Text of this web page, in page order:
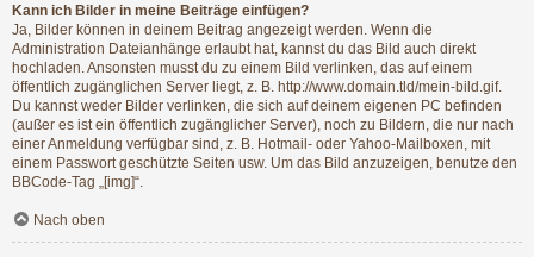
Kann ich Bilder in meine Beiträge einfügen?
Ja, Bilder können in deinem Beitrag angezeigt werden. Wenn die
Administration Dateianhänge erlaubt hat, kannst du das Bild auch direkt
hochladen. Ansonsten musst du zu einem Bild verlinken, das auf einem
öffentlich zugänglichen Server liegt, z. B. http://www.domain.tld/mein-bild.gif.
Du kannst weder Bilder verlinken, die sich auf deinem eigenen PC befinden
(außer es ist ein öffentlich zugänglicher Server), noch zu Bildern, die nur nach
einer Anmeldung verfügbar sind, z. B. Hotmail- oder Yahoo-Mailboxen, mit
einem Passwort geschützte Seiten usw. Um das Bild anzuzeigen, benutze den
BBCode-Tag „[img]“.
Nach oben